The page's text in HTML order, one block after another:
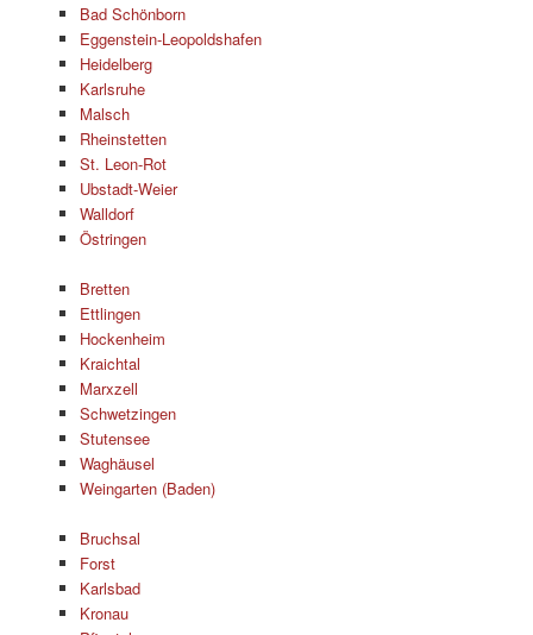
Bad Schönborn
Eggenstein-Leopoldshafen
Heidelberg
Karlsruhe
Malsch
Rheinstetten
St. Leon-Rot
Ubstadt-Weier
Walldorf
Östringen
Bretten
Ettlingen
Hockenheim
Kraichtal
Marxzell
Schwetzingen
Stutensee
Waghäusel
Weingarten (Baden)
Bruchsal
Forst
Karlsbad
Kronau